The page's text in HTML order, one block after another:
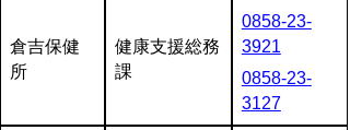
倉吉保健
所
健康支援総務
課
0858-23-
3921
0858-23-
3127